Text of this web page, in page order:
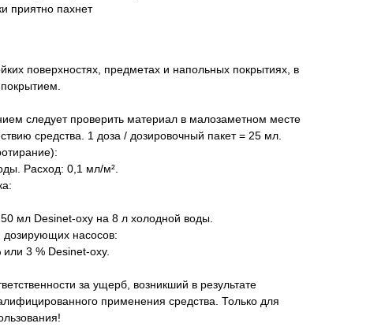
приятно пахнет
поверхностях, предметах и напольных покрытиях, в
следует проверить материал в малозаметном месте
средства. 1 доза / дозировочный пакет = 25 мл.
Расход: 0,1 мл/м².
мл Desinet-oxy на 8 л холодной воды.
насосов:
3 % Desinet-oxy.
за ущерб, возникший в результате
применения средства. Только для